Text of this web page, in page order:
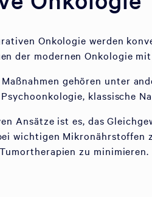
Onkologie werden
der modernen Onkologie
gehören unter
klassische
Ansätze ist es, das
wichtigen Mikronährstoffen
zu minimieren.